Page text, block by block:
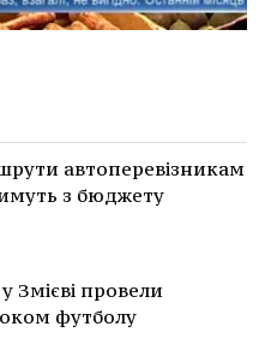
автоперевізникам
з бюджету
Змієві провели
футболу